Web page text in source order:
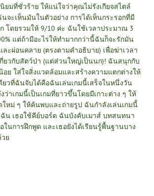
ยมที่ชั่วร้าย ให้แน่ใจว่าคุณไม่รังเกียจสไตล์
จะเห็นมันในตัวอย่าง การได้เห็นกระรอกที่มี
โดยรวมให้ 9/10 ค่ะ ฉันใช้เวลาประมาณ 3
แต่ถ้ามีอะไรให้ทำมากกว่านี้ฉันก็จะรักมัน
ละผ่อนคลาย (ตรงตามคำอธิบาย) เพื่อฆ่าเวลา
กี่ยวกับสัตว์ป่า (แต่ส่วนใหญ่เป็นนก)! ฉันสนุกกับ
อย ใส่ใจสิ่งแวดล้อมและสร้างความแตกต่างให้
ยวที่ฉันจับได้คือฉันเล่นเกมนี้เสร็จในหนึ่งวัน
ว่าเกมนี้เป็นเกมที่ยาวขึ้นโดยมีเกาะต่าง ๆ ให้
หม่ ๆ ให้ค้นพบและถ่ายรูป ฉันกำลังเล่นเกมนี้
น เธอใช้คีย์บอร์ด ฉันบังคับเมาส์ บทสนทนา
ในการฝึกพูด และเธอยังได้เรียนรู้พื้นฐานบาง
ย